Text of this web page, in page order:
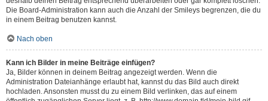
Die Board-Administration kann auch die Anzahl der Smileys begrenzen, die du
in einem Beitrag benutzen kannst.
Nach oben
Kann ich Bilder in meine Beiträge einfügen?
Ja, Bilder können in deinem Beitrag angezeigt werden. Wenn die
Administration Dateianhänge erlaubt hat, kannst du das Bild auch direkt
hochladen. Ansonsten musst du zu einem Bild verlinken, das auf einem